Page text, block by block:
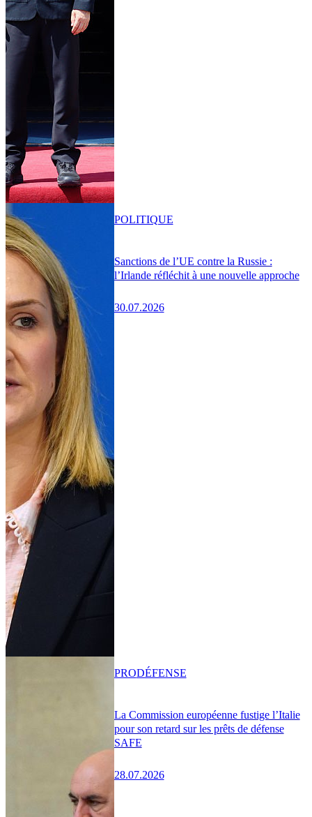
Sanctions de l’UE contre la Russie :
l’Irlande réfléchit à une nouvelle approche
30.07.2026
POLITIQUE
La Commission européenne fustige l’Italie
pour son retard sur les prêts de défense
SAFE
28.07.2026
PRODÉFENSE